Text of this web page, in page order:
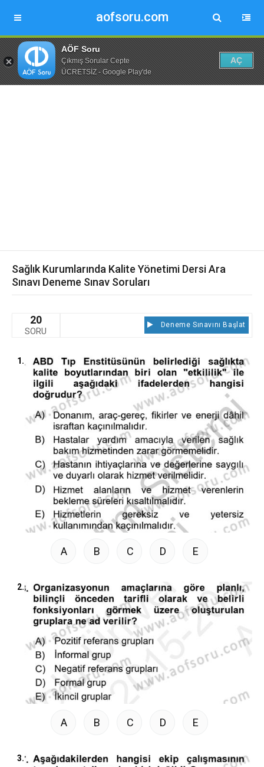
aofsoru.com
AÖF Soru
Çıkmış Sorular Cepte
ÜCRETSİZ - Google Play'de
AÇ
Sağlık Kurumlarında Kalite Yönetimi Dersi Ara
Sınavı Deneme Sınav Soruları
20
SORU
Deneme Sınavını Başlat
1.
A B C D E
2.
A B C D E
3.